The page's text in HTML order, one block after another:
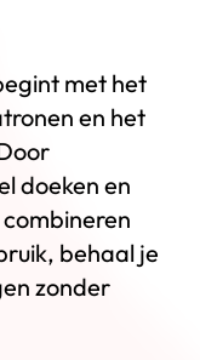
met het
en het
doeken en
behaal je
zonder